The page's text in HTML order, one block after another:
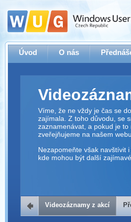
Úvod O nás
Víme, že ne vždy je čas se
zajímala. Z toho důvodu, se
zaznamenávat, a pokud je
zveřejňujeme na našem webu.
Nezapomeňte však navštívit i
kde mohou být další
Přehrávač
Videozáznamy z akcí